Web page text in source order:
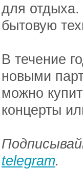
для отдыха.
бытовую
В течение
новыми
можно
концерты
telegram.